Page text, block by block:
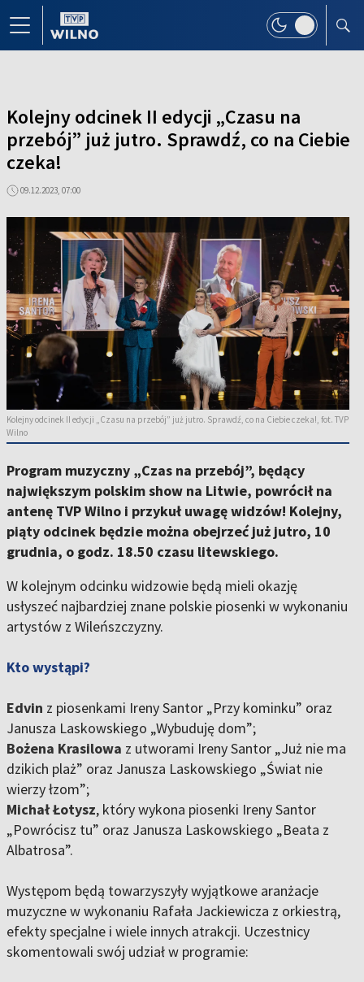
Kolejny odcinek II edycji „Czasu na
przebój” już jutro. Sprawdź, co na Ciebie
czeka!
09.12.2023, 07:00
Kolejny odcinek II edycji „Czasu na przebój” już jutro. Sprawdź, co na Ciebie czeka!, fot. TVP
Wilno
Program muzyczny „Czas na przebój”, będący
największym polskim show na Litwie, powrócił na
antenę TVP Wilno i przykuł uwagę widzów! Kolejny,
piąty odcinek będzie można obejrzeć już jutro, 10
grudnia, o godz. 18.50 czasu litewskiego.
W kolejnym odcinku widzowie będą mieli okazję
usłyszeć najbardziej znane polskie piosenki w wykonaniu
artystów z Wileńszczyzny.
Kto wystąpi?
Edvin z piosenkami Ireny Santor „Przy kominku” oraz
Janusza Laskowskiego „Wybuduję dom”;
Bożena Krasilowa z utworami Ireny Santor „Już nie ma
dzikich plaż” oraz Janusza Laskowskiego „Świat nie
wierzy łzom”;
Michał Łotysz, który wykona piosenki Ireny Santor
„Powrócisz tu” oraz Janusza Laskowskiego „Beata z
Albatrosa”.
Występom będą towarzyszyły wyjątkowe aranżacje
muzyczne w wykonaniu Rafała Jackiewicza z orkiestrą,
efekty specjalne i wiele innych atrakcji. Uczestnicy
skomentowali swój udział w programie: